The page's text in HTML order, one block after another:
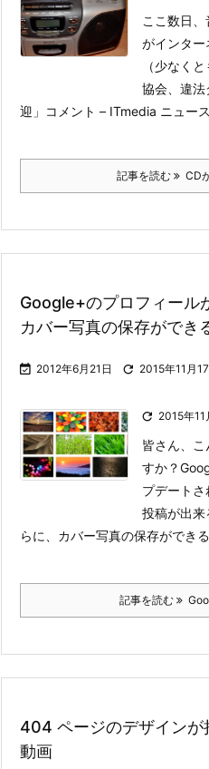
ここ数日
がインター
（少なく
協会、違
迎」コメント – ITmedia ニュース
記事を読む CD
Google+のプロフィール
カバー写真の保存ができ
 2012年6月21日  2015年11月
 2015年11
皆さん、
すか？
プデート
投稿が出来
らに、カバー写真の保存ができ
記事を読む
404 ページのデザインが
動画